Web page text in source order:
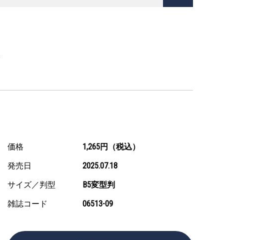
価格
1,265円（税込）
発売日
2025.07.18
サイズ／判型
B5変型判
雑誌コード
06513-09